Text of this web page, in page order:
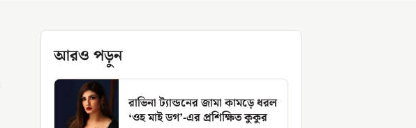
আরও পড়ুন
রাভিনা ট্যান্ডনের জামা কামড়ে ধরল
‘ওহ মাই ডগ’-এর প্রশিক্ষিত কুকুর